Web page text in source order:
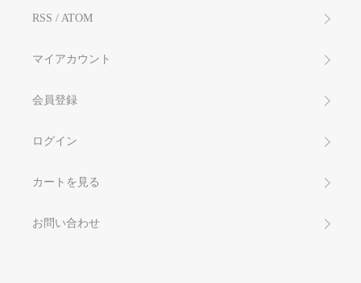
RSS / ATOM
マイアカウント
会員登録
ログイン
カートを見る
お問い合わせ